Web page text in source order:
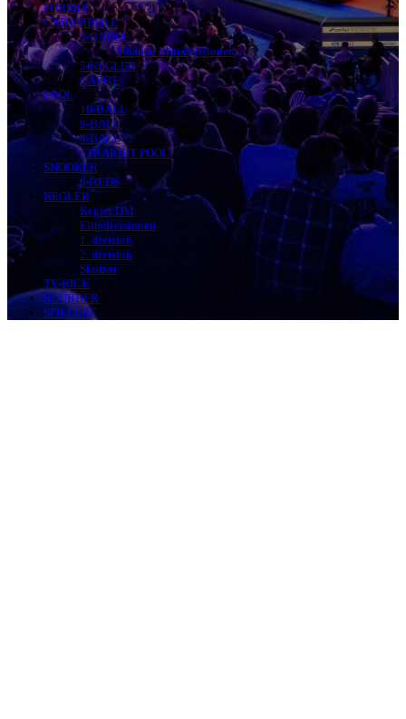
FORSIDE
CARAMBOLE
3-BANDE
3-bande Elitedivisionen
5-KEGLER
CADRE
POOL
10-BALL
9-BALL
8-BALL
STRAIGHT POOL
SNOOKER
6-REDS
KEGLER
Kegler DM
Elitedivisionen
1. division
2. division
Skomar
TV-KICK
KLUBBER
SPILLERE